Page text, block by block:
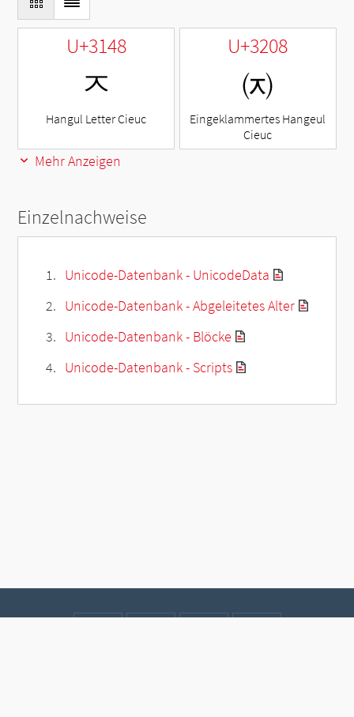
U+3148
ㅈ
Hangul Letter Cieuc
U+3208
㈈
Eingeklammertes Hangeul
Cieuc
Mehr Anzeigen
Einzelnachweise
Unicode-Datenbank - UnicodeData
Unicode-Datenbank - Abgeleitetes Alter
Unicode-Datenbank - Blöcke
Unicode-Datenbank - Scripts